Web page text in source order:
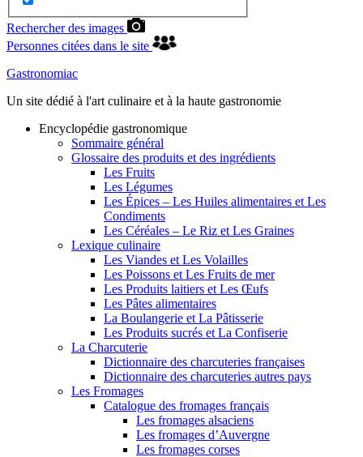
Rechercher des images
Personnes citées dans le site
Gastronomiac
Un site dédié à l'art culinaire et à la haute gastronomie
Encyclopédie gastronomique
Sommaire général
Glossaire des produits et des ingrédients
Les Fruits
Les Légumes
Les Épices – Les Huiles alimentaires et Les
Condiments
Les Céréales – Le Riz et Les Graines
Lexique culinaire
Les Viandes et Les Volailles
Les Poissons et Les Fruits de mer
Les Produits laitiers et Les Œufs
Les Pâtes alimentaires
La Boulangerie et La Pâtisserie
Les Produits sucrés et La Confiserie
La Charcuterie
Dictionnaire des charcuteries françaises
Dictionnaire des charcuteries autres pays
Les Fromages
Catalogue des fromages français
Les fromages alsaciens
Les fromages d’Auvergne
Les fromages corses